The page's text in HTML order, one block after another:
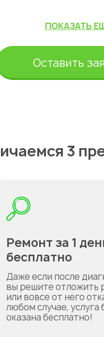
ПОКАЗАТЬ
Оставить
3
Ремонт за 1
бесплатно
Даже если после
вы решите отложить
или вовсе от него
любом случае, услуга
оказана бесплатно!